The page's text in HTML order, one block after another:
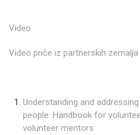
Video
Video priče iz partnerskih zemalja
Understanding and
people: Handbook for
volunteer mentors